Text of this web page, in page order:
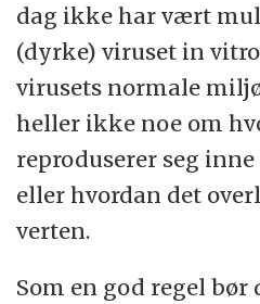
dag ikke har vært
(dyrke) viruset in
virusets normale
heller ikke noe om
reproduserer seg
eller hvordan det
verten.
Som en god regel bør